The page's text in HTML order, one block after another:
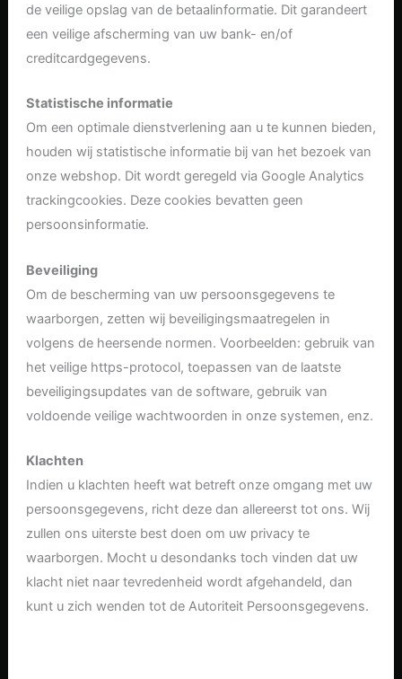
de veilige opslag van de betaalinformatie. Dit garandeert
een veilige afscherming van uw bank- en/of
creditcardgegevens.
Statistische informatie
Om een optimale dienstverlening aan u te kunnen bieden,
houden wij statistische informatie bij van het bezoek van
onze webshop. Dit wordt geregeld via Google Analytics
trackingcookies. Deze cookies bevatten geen
persoonsinformatie.
Beveiliging
Om de bescherming van uw persoonsgegevens te
waarborgen, zetten wij beveiligingsmaatregelen in
volgens de heersende normen. Voorbeelden: gebruik van
het veilige https-protocol, toepassen van de laatste
beveiligingsupdates van de software, gebruik van
voldoende veilige wachtwoorden in onze systemen, enz.
Klachten
Indien u klachten heeft wat betreft onze omgang met uw
persoonsgegevens, richt deze dan allereerst tot ons. Wij
zullen ons uiterste best doen om uw privacy te
waarborgen. Mocht u desondanks toch vinden dat uw
klacht niet naar tevredenheid wordt afgehandeld, dan
kunt u zich wenden tot de Autoriteit Persoonsgegevens.